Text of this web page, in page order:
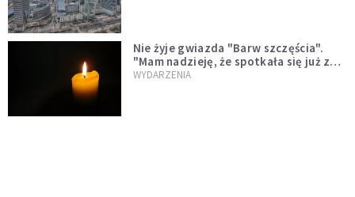
Nie żyje gwiazda "Barw szczęścia".
"Mam nadzieję, że spotkała się już z
Bogiem, którego tak bardzo kochała"
WYDARZENIA